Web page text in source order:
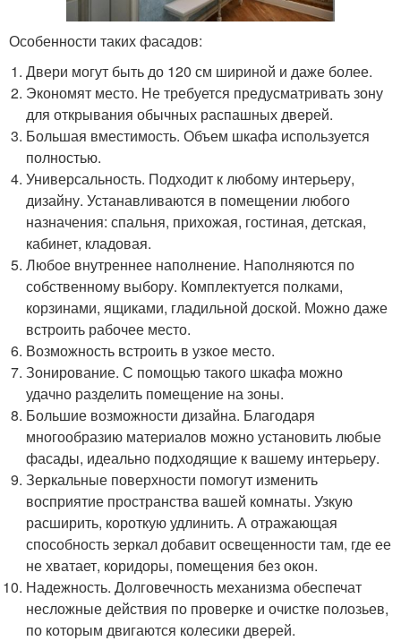
Особенности таких фасадов:
Двери могут быть до 120 см шириной и даже более.
Экономят место. Не требуется предусматривать зону
для открывания обычных распашных дверей.
Большая вместимость. Объем шкафа используется
полностью.
Универсальность. Подходит к любому интерьеру,
дизайну. Устанавливаются в помещении любого
назначения: спальня, прихожая, гостиная, детская,
кабинет, кладовая.
Любое внутреннее наполнение. Наполняются по
собственному выбору. Комплектуется полками,
корзинами, ящиками, гладильной доской. Можно даже
встроить рабочее место.
Возможность встроить в узкое место.
Зонирование. С помощью такого шкафа можно
удачно разделить помещение на зоны.
Большие возможности дизайна. Благодаря
многообразию материалов можно установить любые
фасады, идеально подходящие к вашему интерьеру.
Зеркальные поверхности помогут изменить
восприятие пространства вашей комнаты. Узкую
расширить, короткую удлинить. А отражающая
способность зеркал добавит освещенности там, где ее
не хватает, коридоры, помещения без окон.
Надежность. Долговечность механизма обеспечат
несложные действия по проверке и очистке полозьев,
по которым двигаются колесики дверей.